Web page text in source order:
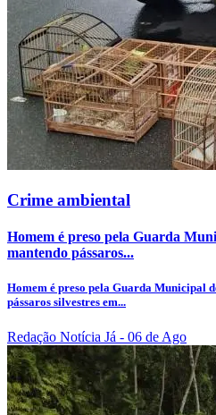
Crime ambiental
Homem é preso pela Guarda
mantendo pássaros...
Homem é preso pela Guarda Municipal
pássaros silvestres em...
Redação Notícia Já - 06 de Ago